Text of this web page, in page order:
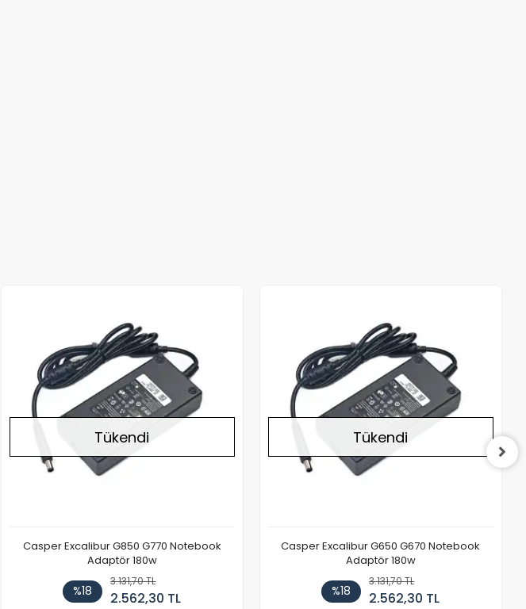
Tükendi
Casper Excalibur G850 G770 Notebook
Adaptör 180w
%18
3.131,70 TL
2.562,30 TL
Tükendi
Casper Excalibur G650 G670 Notebook
Adaptör 180w
%18
3.131,70 TL
2.562,30 TL